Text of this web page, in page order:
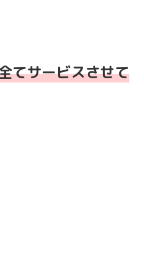
てサービスさせて